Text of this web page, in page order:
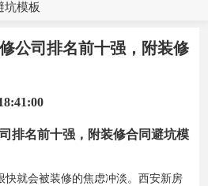
坑模板
公司排名前十强，附装修
排名前十强，附装修合同避坑模
快就会被装修的焦虑冲淡。西安新房